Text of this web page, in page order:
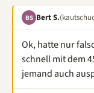
BS Bert S.
Ok, hatte nur
schnell mit dem
jemand auch